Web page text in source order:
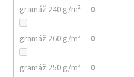
gramáž 240 g/m² 0
gramáž 260 g/m² 0
gramáž 250 g/m² 0